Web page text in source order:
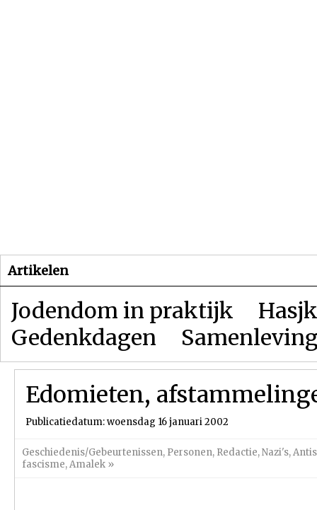
Artikelen
Jodendom in praktijk
Gedenkdagen
Edomieten,
Publicatiedatum: woensdag 16 januari 2002
Geschiedenis/Gebeurtenissen, Personen, Redactie,Nazi's,
fascisme,Amalek »